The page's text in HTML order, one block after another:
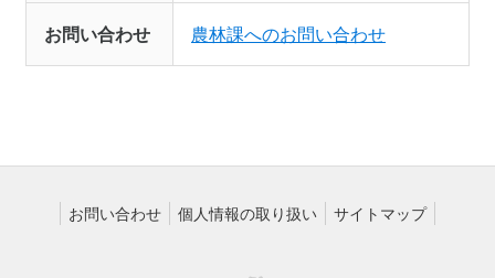
お問い合わせ 農林課へのお問い合わせ
お問い合わせ 個人情報の取り扱い サイトマップ